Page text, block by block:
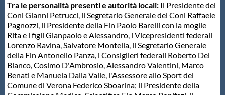
Mappa del sito
Tra le personalità presenti e autorità locali:Il Presidente del
Coni Gianni Petrucci, il Segretario Generale del Coni Raffaele
Pagnozzi, il Presidente della Fin Paolo Barelli con la moglie
Rita e i figli Gianpaolo e Alessandro, i Vicepresidenti federali
Lorenzo Ravina, Salvatore Montella, il Segretario Generale
della Fin Antonello Panza, i Consiglieri federali Roberto Del
Bianco, Cosimo D'Ambrosio, Alessandro Valentini, Marco
Benati e Manuela Dalla Valle, l'Assessore allo Sport del
Comune di Verona Federico Sboarina; il Presidente della